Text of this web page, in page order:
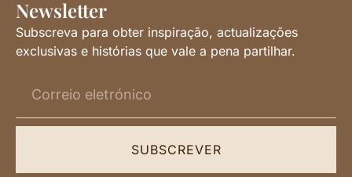
Newsletter
Subscreva para obter inspiração, actualizações
exclusivas e histórias que vale a pena partilhar.
SUBSCREVER